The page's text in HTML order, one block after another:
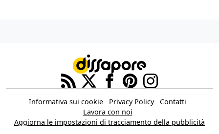
Informativa sui cookie Privacy Policy
Contatti
Lavora con noi
Aggiorna le impostazioni di tracciamento della pubblicità